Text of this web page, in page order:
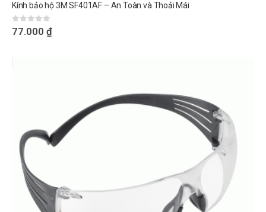
Kính bảo hộ 3M SF401AF – An Toàn và Thoải Mái
0out of 5
77.000 ₫